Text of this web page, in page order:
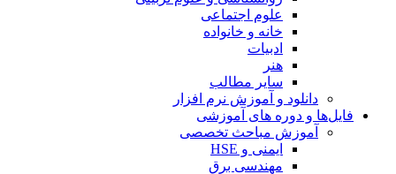
علوم اجتماعی
خانه و خانواده
ادبیات
هنر
سایر مطالب
دانلود و آموزش نرم افزار
فایل‌ها و دوره های آموزشی
آموزش مباحث تخصصی
ایمنی و HSE
مهندسی برق